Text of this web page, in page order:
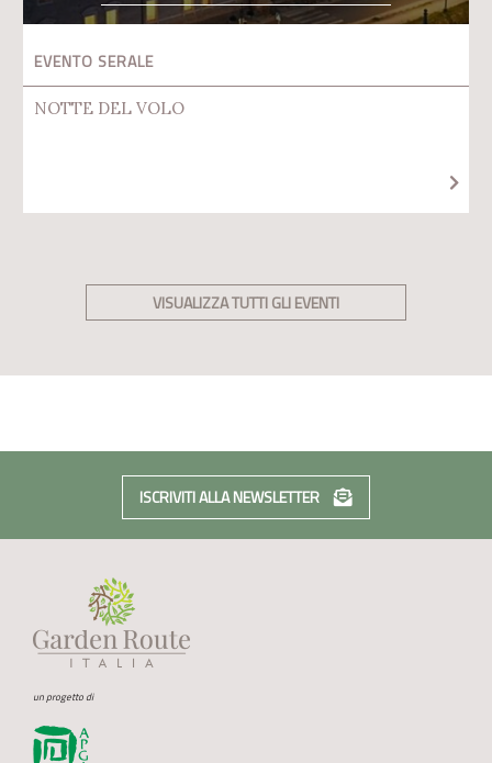
EVENTO SERALE
NOTTE DEL VOLO
VISUALIZZA TUTTI GLI EVENTI
ISCRIVITI ALLA NEWSLETTER
un progetto di